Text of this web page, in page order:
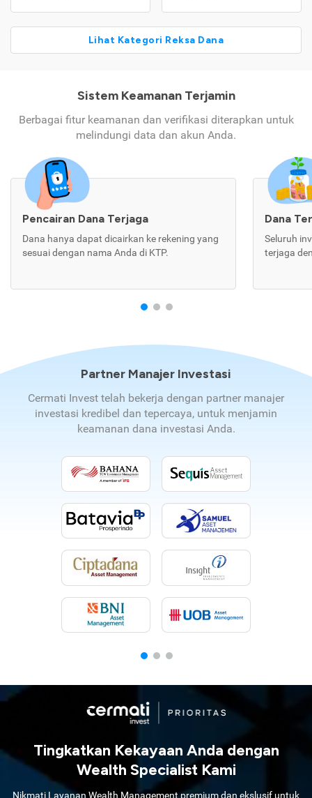
Lihat Kategori Reksa Dana
Sistem Keamanan Terjamin
Berbagai fitur keamanan dan verifikasi diterapkan untuk
melindungi data dan akun Anda.
Pencairan Dana Terjaga
Dana hanya dapat dicairkan ke rekening yang
sesuai dengan nama Anda di KTP.
Dana
Seluruh
terjaga
Partner Manajer Investasi
Cermati Invest telah bekerja dengan partner manajer
investasi kredibel dan tepercaya, untuk menjamin
keamanan dana investasi Anda.
Tingkatkan Kekayaan Anda dengan
Wealth Specialist Kami
Nikmati Layanan Wealth Management premium dan ekslusif untuk